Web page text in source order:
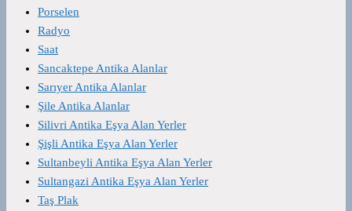
Porselen
Radyo
Saat
Sancaktepe Antika Alanlar
Sarıyer Antika Alanlar
Şile Antika Alanlar
Silivri Antika Eşya Alan Yerler
Şişli Antika Eşya Alan Yerler
Sultanbeyli Antika Eşya Alan Yerler
Sultangazi Antika Eşya Alan Yerler
Taş Plak